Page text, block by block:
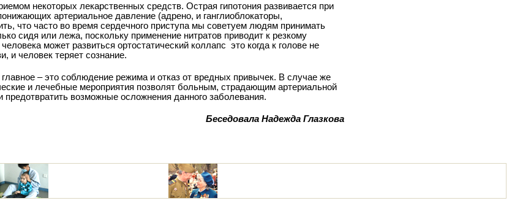
некоторых лекарственных средств. Острая гипотония развивается при
артериальное давление (адрено,­ и ганглиоблокаторы,
что часто во время сердечного приступа мы советуем людям принимать
сидя или лежа, поскольку применение нитратов приводит к резкому
может развиться ортостатический коллапс ­ это когда к голове не
и человек теряет сознание.
– это соблюдение режима и отказ от вредных привычек. В случае же
и лечебные мероприятия позволят больным, страдающим артериальной
предотвратить возможные осложнения данного заболевания.
Беседовала Надежда Глазкова